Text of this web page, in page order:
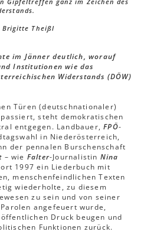
Brigitte Theißl
im Jänner deutlich, worauf
Institutionen wie das
Widerstands (DÖW)
Türen (deutschnationaler)
steht demokratischen
entgegen. Landbauer,FPÖ-
in Niederösterreich,
der pennalen Burschenschaft
– wie Falter-Journalistin Nina
1997 ein Liederbuch mit
menschenfeindlichen Texten
wiederholte, zu diesem
zu sein und von seiner
angefeuert wurde,
Druck beugen und
Funktionen zurück.